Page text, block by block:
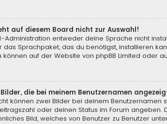
auf diesem Board nicht zur Auswahl!
Administration entweder deine Sprache nicht
das Sprachpaket, das du benötigst, installieren
können auf der Website von phpBB Limited oder
die bei meinem Benutzernamen
können zwei Bilder bei deinem Benutzernamen
oder deinen Status im Forum
Bild, welches von Benutzer zu Benutzer